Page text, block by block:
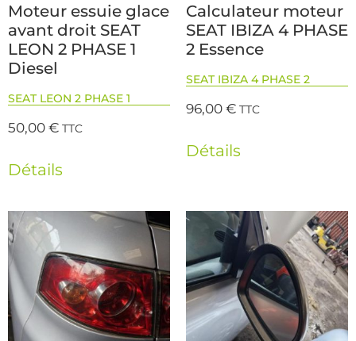
Moteur essuie glace
avant droit SEAT
LEON 2 PHASE 1
Diesel
SEAT LEON 2 PHASE 1
50,00€ TTC
Détails
Calculateur moteur
SEAT IBIZA 4 PHASE
2 Essence
SEAT IBIZA 4 PHASE 2
96,00€ TTC
Détails